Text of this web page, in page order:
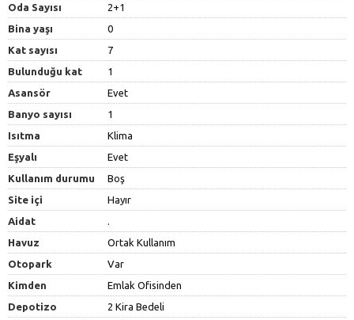
Oda Sayısı
2+1
Bina yaşı
0
Kat sayısı
7
Bulunduğu kat
1
Asansör
Evet
Banyo sayısı
1
Isıtma
Klima
Eşyalı
Evet
Kullanım durumu
Boş
Site içi
Hayır
Aidat
Havuz
Ortak Kullanım
Otopark
Var
Kimden
Emlak Ofisinden
Depotizo
2 Kira Bedeli